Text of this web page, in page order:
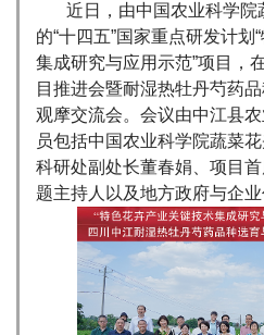
近日，由中国农业科学院
的“十四五”国家重点研发计
集成研究与应用示范”项目，
目推进会暨耐湿热牡丹芍药
观摩交流会。会议由中江县
员包括中国农业科学院蔬菜
科研处副处长董春娟、项目
题主持人以及地方政府与企业